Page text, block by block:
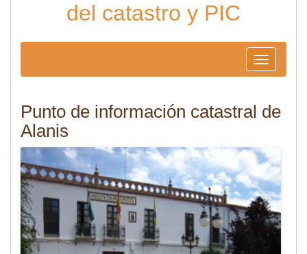
del catastro y PIC
Toggle
navigation
Punto de información catastral de
Alanis